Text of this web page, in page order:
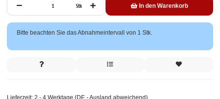
Stk In den Warenkorb
xBitte beachten Sie das Abnahmeintervall von 1 Stk.
Lieferzeit: 2 - 4 Werktage (DE - Ausland abweichend)